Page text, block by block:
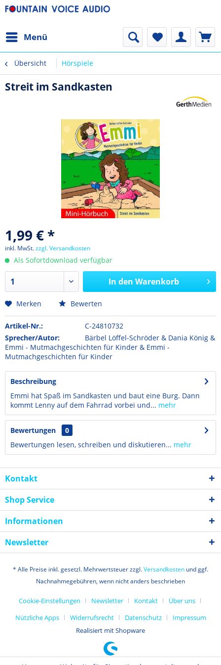
Menü
Übersicht Hörspiele
Streit im Sandkasten
1,99 € *
inkl. MwSt.zzgl. Versandkosten
Als Sofortdownload verfügbar
In den Warenkorb
Merken Bewerten
Artikel-Nr.:
C-24810732
Sprecher/Autor:
Bärbel Löffel-Schröder & Dania König &
Emmi - Mutmachgeschichten für Kinder & Emmi -
Mutmachgeschichten für Kinder
Beschreibung
Emmi hat Spaß im Sandkasten und baut eine Burg. Dann
kommt Lenny auf dem Fahrrad vorbei und... mehr
Bewertungen
0
Bewertungen lesen, schreiben und diskutieren... mehr
Kontakt
Shop Service
Informationen
Newsletter
* Alle Preise inkl. gesetzl. Mehrwertsteuer zzgl.Versandkosten und ggf.
Nachnahmegebühren, wenn nicht anders beschrieben
Cookie-Einstellungen Newsletter Kontakt
Über uns
Nützliche Apps
Widerrufsrecht Datenschutz
Impressum
Realisiert mit Shopware